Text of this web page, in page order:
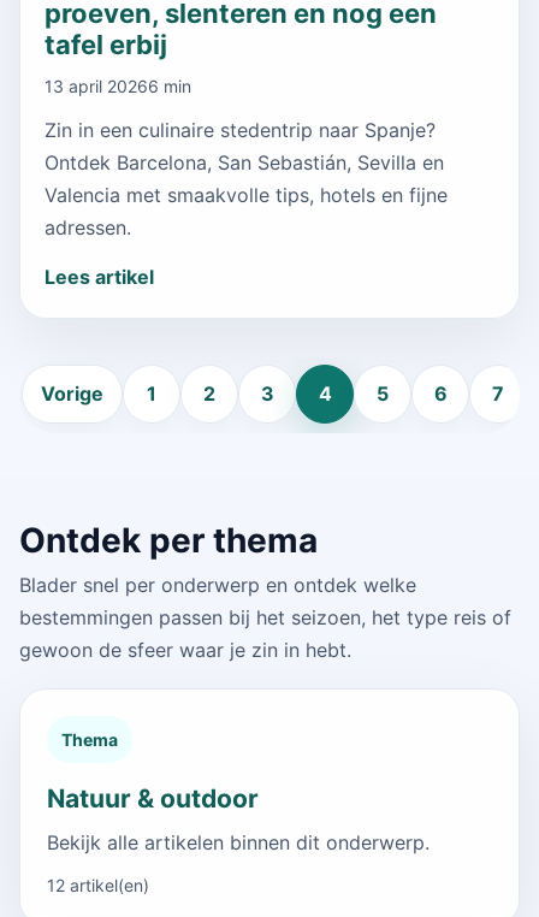
proeven, slenteren en nog een
tafel erbij
13 april 20266 min
Zin in een culinaire stedentrip naar Spanje?
Ontdek Barcelona, San Sebastián, Sevilla en
Valencia met smaakvolle tips, hotels en fijne
adressen.
Lees artikel
Vorige 1 2 3 4 5 6 7
Ontdek per thema
Blader snel per onderwerp en ontdek welke
bestemmingen passen bij het seizoen, het type reis of
gewoon de sfeer waar je zin in hebt.
Thema
Natuur & outdoor
Bekijk alle artikelen binnen dit onderwerp.
12 artikel(en)